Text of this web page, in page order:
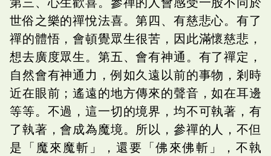
世俗之樂的禪悅法喜。第四、有慈悲心。有了
禪的體悟，會頓覺眾生很苦，因此滿懷慈悲，
想去廣度眾生。第五、會有神通。有了禪定，
自然會有神通力，例如久遠以前的事物，剎時
近在眼前；遙遠的地方傳來的聲音，如在耳邊
等等。不過，這一切的境界，均不可執著，有
了執著，會成為魔境。所以，參禪的人，不但
是「魔來魔斬」，還要「佛來佛斬」，不執